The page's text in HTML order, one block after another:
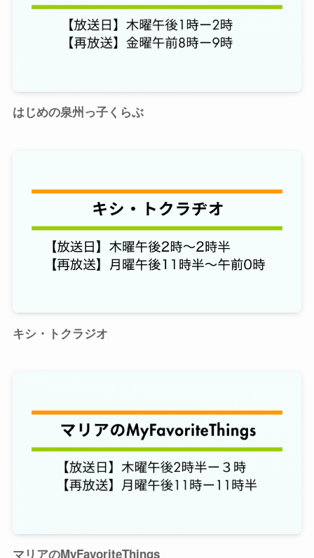
はじめの泉州っ子くらぶ
キシ・トクラジオ
マリアのMyFavoriteThings